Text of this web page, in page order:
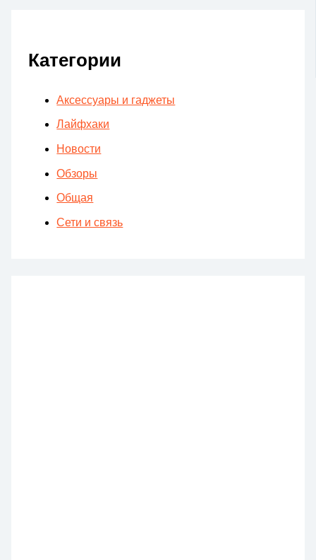
Категории
Аксессуары и гаджеты
Лайфхаки
Новости
Обзоры
Общая
Сети и связь